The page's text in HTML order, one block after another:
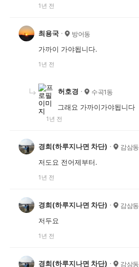
1년 전
최용국 방어동
가까이 가야됩니다.
1년 전
허호경 수곡1동
그래요 가까이가야됩니다
1년 전
경희(하루지나면 차단) 감삼동
저도요 전어제부터.
1년 전
경희(하루지나면 차단) 감삼동
저두요
1년 전
경희(하루지나면 차단) 감삼동